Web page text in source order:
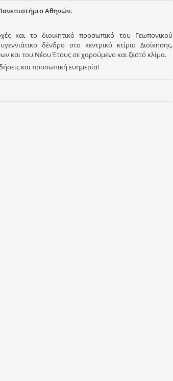
Αθηνών.
και το διοικητικό προσωπικό του Γεωπονικού
δένδρο στο κεντρικό κτίριο Διοίκησης,
και του Νέου Έτους σε χαρούμενο και ζεστό κλίμα.
και προσωπική ευημερία!